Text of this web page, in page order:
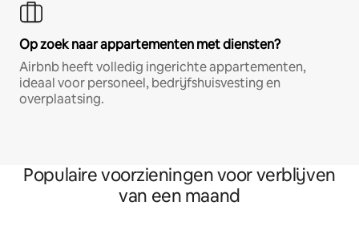
Op zoek naar appartementen met diensten?
Airbnb heeft volledig ingerichte appartementen,
ideaal voor personeel, bedrijfshuisvesting en
overplaatsing.
Populaire voorzieningen voor verblijven
van een maand